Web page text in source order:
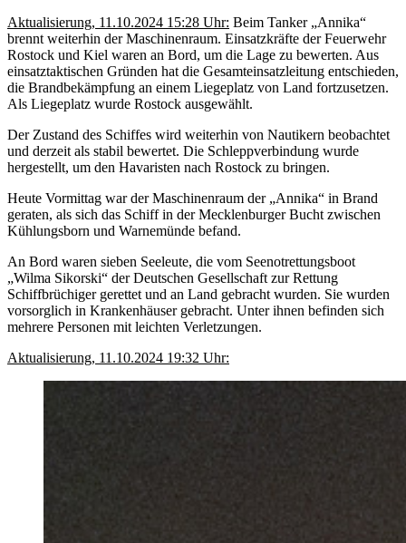
Aktualisierung, 11.10.2024 15:28 Uhr: Beim Tanker „Annika“
brennt weiterhin der Maschinenraum. Einsatzkräfte der Feuerwehr
Rostock und Kiel waren an Bord, um die Lage zu bewerten. Aus
einsatztaktischen Gründen hat die Gesamteinsatzleitung entschieden,
die Brandbekämpfung an einem Liegeplatz von Land fortzusetzen.
Als Liegeplatz wurde Rostock ausgewählt.
Der Zustand des Schiffes wird weiterhin von Nautikern beobachtet
und derzeit als stabil bewertet. Die Schleppverbindung wurde
hergestellt, um den Havaristen nach Rostock zu bringen.
Heute Vormittag war der Maschinenraum der „Annika“ in Brand
geraten, als sich das Schiff in der Mecklenburger Bucht zwischen
Kühlungsborn und Warnemünde befand.
An Bord waren sieben Seeleute, die vom Seenotrettungsboot
„Wilma Sikorski“ der Deutschen Gesellschaft zur Rettung
Schiffbrüchiger gerettet und an Land gebracht wurden. Sie wurden
vorsorglich in Krankenhäuser gebracht. Unter ihnen befinden sich
mehrere Personen mit leichten Verletzungen.
Aktualisierung, 11.10.2024 19:32 Uhr: